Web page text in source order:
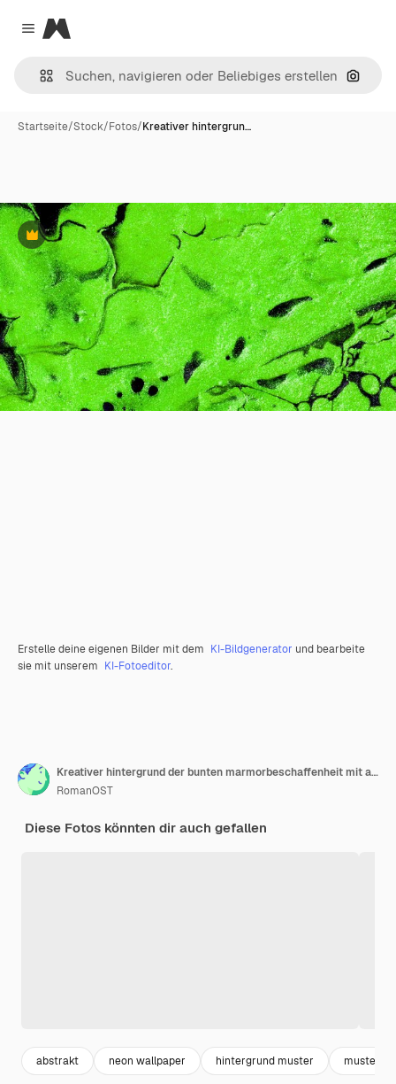
Close menu
Magnific
Nach
Startseite/Stock/Fotos/Kreativer hintergrun…
Premium
Erstelle deine eigenen Bilder mit dem KI-Bildgenerator und bearbeite
sie mit unserem KI-Fotoeditor.
Kreativer hintergrund der bunten marmorbeschaffenheit mit abstrakten wellen, flüssiger kunststil gemalt mit öl
RomanOST
Diese Fotos könnten dir auch gefallen
abstrakt neon wallpaper hintergrund muster muster